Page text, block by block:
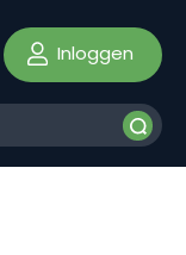
Inloggen